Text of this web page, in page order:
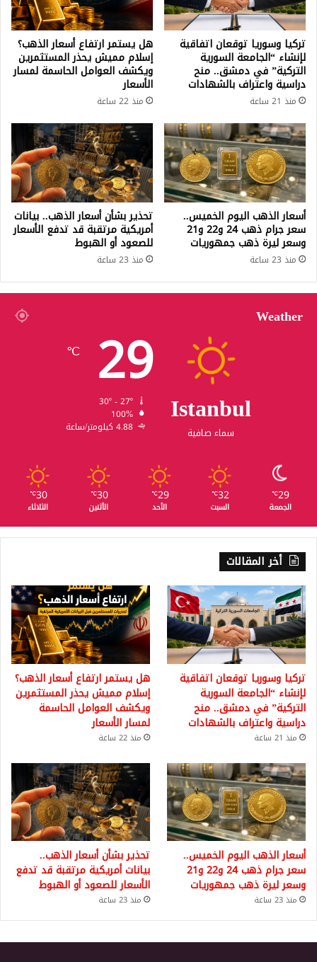
تركيا وسوريا توقعان اتفاقية
لإنشاء “الجامعة السورية
التركية” في دمشق.. منح
دراسية واعتراف بالشهادات
منذ 21 ساعة
هل يستمر ارتفاع أسعار الذهب؟
إسلام مميش يحذر المستثمرين
ويكشف العوامل الحاسمة لمسار
الأسعار
منذ 22 ساعة
أسعار الذهب اليوم الخميس..
سعر جرام ذهب 24 و22 و21
وسعر ليرة ذهب جمهوريات
منذ 23 ساعة
تحذير بشأن أسعار الذهب.. بيانات
أمريكية مرتقبة قد تدفع الأسعار
للصعود أو الهبوط
منذ 23 ساعة
Weather
Istanbul
سماء صافية
29
℃
100%
4.88 كيلومتر/ساعة
29
℃
الجمعة
32
℃
السبت
29
℃
الأحد
30
℃
الأثنين
30
℃
الثلاثاء
أخر المقالات
تركيا وسوريا توقعان اتفاقية
لإنشاء “الجامعة السورية
التركية” في دمشق.. منح
دراسية واعتراف بالشهادات
منذ 21 ساعة
هل يستمر ارتفاع أسعار الذهب؟
إسلام مميش يحذر المستثمرين
ويكشف العوامل الحاسمة
لمسار الأسعار
منذ 22 ساعة
أسعار الذهب اليوم الخميس..
سعر جرام ذهب 24 و22 و21
وسعر ليرة ذهب جمهوريات
منذ 23 ساعة
تحذير بشأن أسعار الذهب..
بيانات أمريكية مرتقبة قد تدفع
الأسعار للصعود أو الهبوط
منذ 23 ساعة